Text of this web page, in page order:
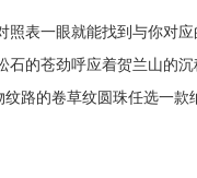
表一眼就能找到与你对
石的苍劲呼应着贺兰山的
路的卷草纹圆珠任选一款